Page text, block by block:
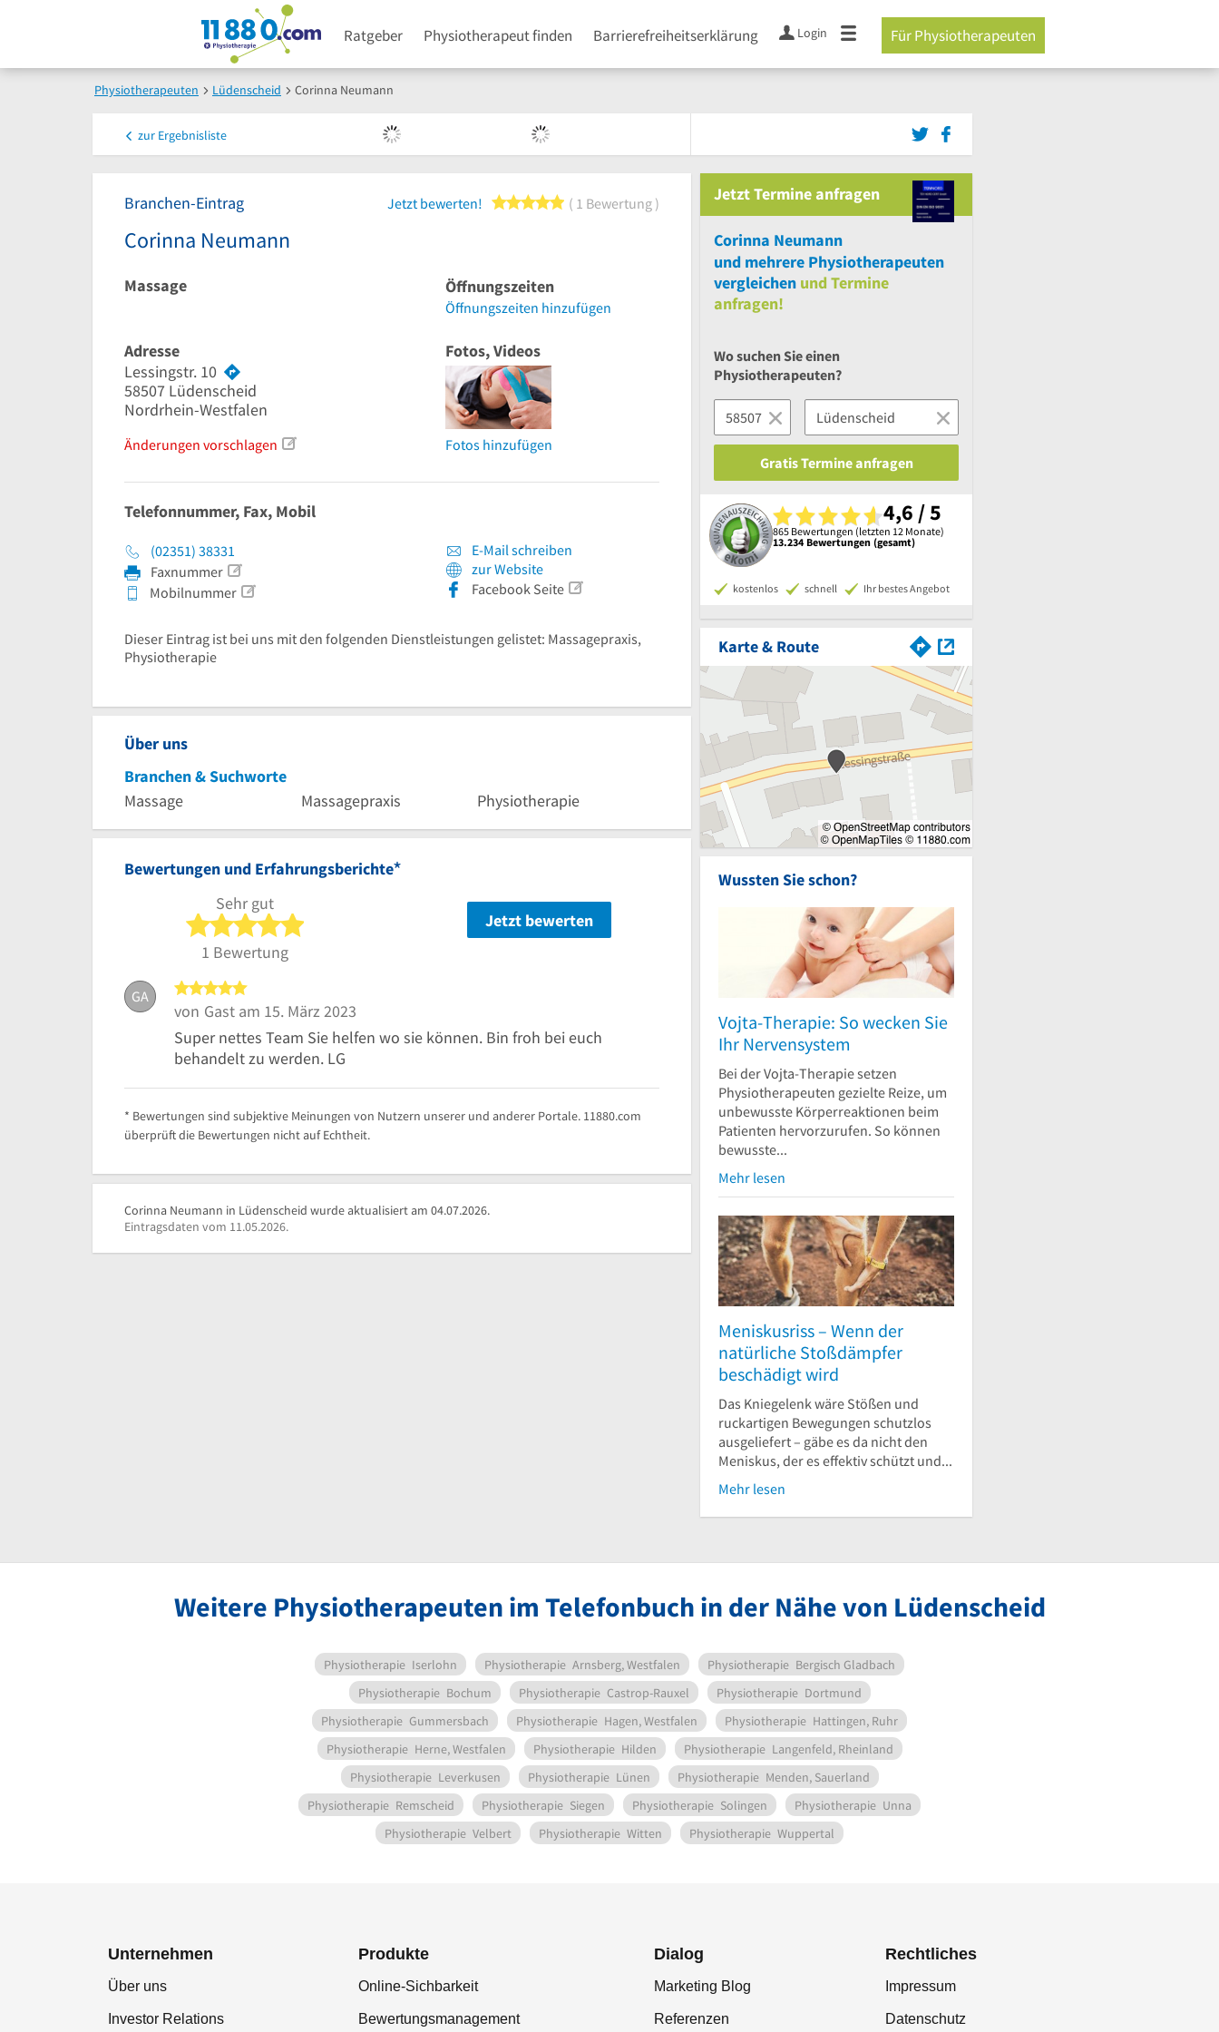
Ratgeber Physiotherapeut finden Barrierefreiheitserklärung Login Für Physiotherapeuten
Physiotherapeuten Lüdenscheid Corinna Neumann
zur Ergebnisliste
Branchen-Eintrag Jetzt bewerten! 5 von 5 Sternen
1 Bewertung
Corinna Neumann
Massage Öffnungszeiten
Öffnungszeiten hinzufügen
Adresse
Lessingstr. 10
58507 Lüdenscheid
Nordrhein-Westfalen
Änderungen vorschlagen
Fotos, Videos
Fotos hinzufügen
Telefonnummer, Fax, Mobil
(02351) 38331
Faxnummer
Mobilnummer
E-Mail schreiben
zur Website
Facebook Seite
Dieser Eintrag ist bei uns mit den folgenden Dienstleistungen gelistet: Massagepraxis,
Physiotherapie
Über uns
Branchen & Suchworte
Massage
Massagepraxis Physiotherapie
Bewertungen und Erfahrungsberichte*
Sehr gut
5 von 5 Sternen
1 Bewertung
Jetzt bewerten
GA
von Gast am 15. März 2023
Super nettes Team Sie helfen wo sie können. Bin froh bei euch
behandelt zu werden. LG
* Bewertungen sind subjektive Meinungen von Nutzern unserer und anderer Portale. 11880.com
überprüft die Bewertungen nicht auf Echtheit.
Corinna Neumann in Lüdenscheid wurde aktualisiert am 04.07.2026.
Eintragsdaten vom 11.05.2026.
JetztTermine anfragen
Corinna Neumann
und mehrere Physiotherapeuten
vergleichen undTermine
anfragen!
Wo suchen Sie einen
Physiotherapeuten?
Gratis Termine anfragen
4,6 / 5
865 Bewertungen (letzten 12 Monate)
13.234 Bewertungen (gesamt)
kostenlos schnell Ihr bestes Angebot
Karte & Route
Wussten Sie schon?
Vojta-Therapie: So wecken Sie
Ihr Nervensystem
Bei der Vojta-Therapie setzen
Physiotherapeuten gezielte Reize, um
unbewusste Körperreaktionen beim
Patienten hervorzurufen. So können
bewusste...
Mehr lesen
Meniskusriss – Wenn der
natürliche Stoßdämpfer
beschädigt wird
Das Kniegelenk wäre Stößen und
ruckartigen Bewegungen schutzlos
ausgeliefert – gäbe es da nicht den
Meniskus, der es effektiv schützt und...
Mehr lesen
Weitere Physiotherapeuten im Telefonbuch in der Nähe von Lüdenscheid
Physiotherapie Iserlohn Physiotherapie Arnsberg, Westfalen Physiotherapie Bergisch Gladbach
Physiotherapie Bochum Physiotherapie Castrop-Rauxel Physiotherapie Dortmund
Physiotherapie Gummersbach Physiotherapie Hagen, Westfalen Physiotherapie Hattingen, Ruhr
Physiotherapie Herne, Westfalen Physiotherapie Hilden Physiotherapie Langenfeld, Rheinland
Physiotherapie Leverkusen Physiotherapie Lünen Physiotherapie Menden, Sauerland
Physiotherapie Remscheid Physiotherapie Siegen Physiotherapie Solingen Physiotherapie Unna
Physiotherapie Velbert Physiotherapie Witten Physiotherapie Wuppertal
Unternehmen
Über uns
Investor Relations
Produkte
Online-Sichbarkeit
Bewertungsmanagement
Dialog
Marketing Blog
Referenzen
Rechtliches
Impressum
Datenschutz